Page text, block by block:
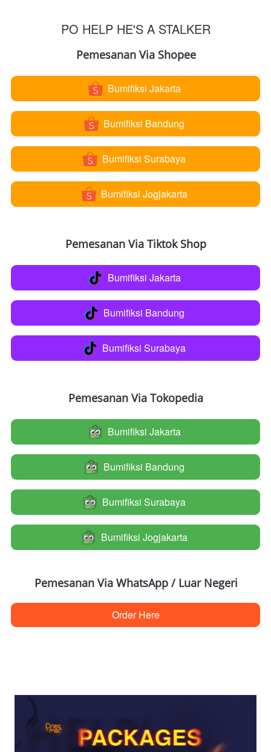
PO HELP HE'S A STALKER
Pemesanan Via Shopee
` Bumifiksi Jakarta
` Bumifiksi Bandung
` Bumifiksi Surabaya
` Bumifiksi Jogjakarta
Pemesanan Via Tiktok Shop
` Bumifiksi Jakarta
` Bumifiksi Bandung
` Bumifiksi Surabaya
Pemesanan Via Tokopedia
` Bumifiksi Jakarta
` Bumifiksi Bandung
` Bumifiksi Surabaya
` Bumifiksi Jogjakarta
Pemesanan Via WhatsApp / Luar Negeri
`
Order Here